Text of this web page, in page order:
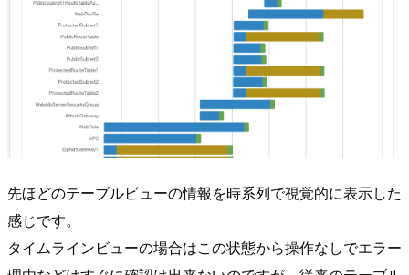
先ほどのテーブルビューの情報を時系列で視覚的に表示した
感じです。
タイムラインビューの場合はこの状態から操作なしでエラー